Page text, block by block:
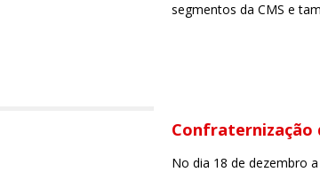
segmentos da CMS e
Confraternização
No dia 18 de dezembro